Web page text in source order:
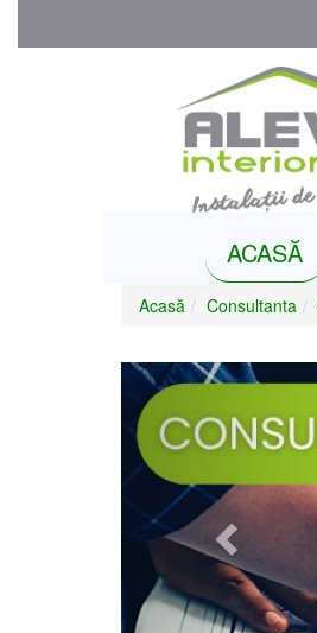
ACASĂ
Acasă Consultanta
Previous